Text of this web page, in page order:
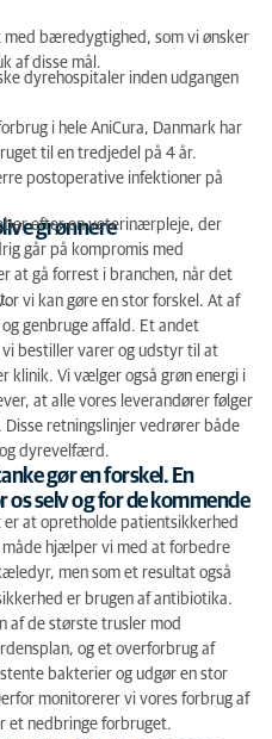
med bæredygtighed, som vi ønsker
af disse mål.
dyrehospitaler inden udgangen
i hele AniCura, Danmark har
til en tredjedel på 4 år.
postoperative infektioner på
grønnere
efter en veterinærpleje, der
går på kompromis med
at gå forrest i branchen, når det
vi kan gøre en stor forskel. At af
genbruge affald. Et andet
bestiller varer og udstyr til at
klinik. Vi vælger også grøn energi i
at alle vores leverandører følger
retningslinjer vedrører både
dyrevelfærd.
gør en forskel. En
os selv og for de kommende
at opretholde patientsikkerhed
måde hjælper vi med at forbedre
men som et resultat også
er brugen af ​​antibiotika.
af ​​de største trusler mod
og et overforbrug af
bakterier og udgør en stor
monitorerer vi vores forbrug af
et nedbringe forbruget.